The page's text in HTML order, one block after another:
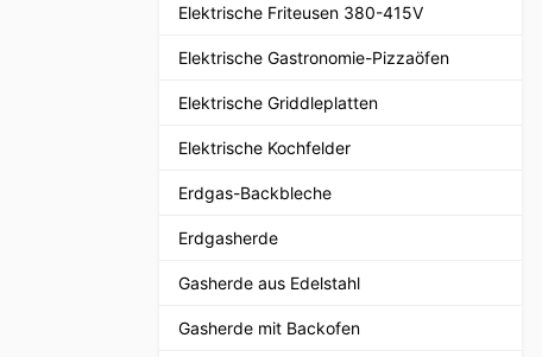
Elektrische Friteusen 380-415V
Elektrische Gastronomie-Pizzaöfen
Elektrische Griddleplatten
Elektrische Kochfelder
Erdgas-Backbleche
Erdgasherde
Gasherde aus Edelstahl
Gasherde mit Backofen